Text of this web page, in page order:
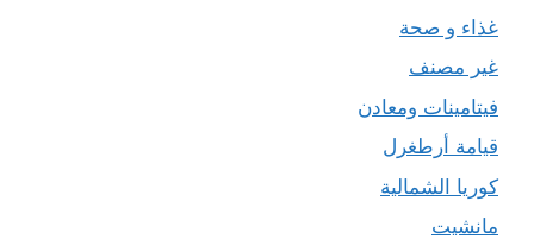
غذاء و صحة
غير مصنف
فيتامينات ومعادن
قيامة أرطغرل
كوريا الشمالية
مانشيت